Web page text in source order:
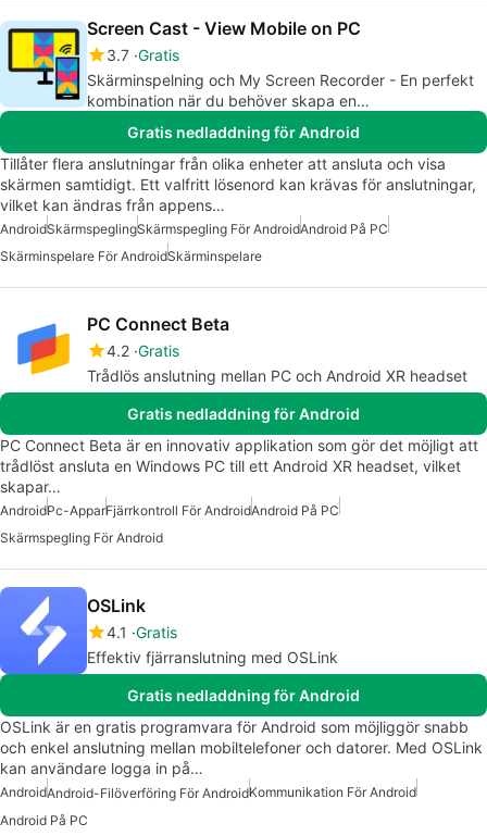
Screen Cast - View Mobile on PC
3.7 Gratis
Skärminspelning och My Screen Recorder - En perfekt
kombination när du behöver skapa en
Gratis nedladdning för Android
Tillåter flera anslutningar från olika enheter att ansluta och visa
skärmen samtidigt. Ett valfritt lösenord kan krävas för anslutningar,
vilket kan ändras från appens…
AndroidSkärmspeglingSkärmspegling För AndroidAndroid På PC
Skärminspelare För AndroidSkärminspelare
PC Connect Beta
4.2 Gratis
Trådlös anslutning mellan PC och Android XR headset
Gratis nedladdning för Android
PC Connect Beta är en innovativ applikation som gör det möjligt att
trådlöst ansluta en Windows PC till ett Android XR headset, vilket
skapar…
AndroidPc-ApparFjärrkontroll För AndroidAndroid På PC
Skärmspegling För Android
OSLink
4.1 Gratis
Effektiv fjärranslutning med OSLink
Gratis nedladdning för Android
OSLink är en gratis programvara för Android som möjliggör snabb
och enkel anslutning mellan mobiltelefoner och datorer. Med OSLink
kan användare logga in på…
AndroidAndroid-Filöverföring För AndroidKommunikation För Android
Android På PC